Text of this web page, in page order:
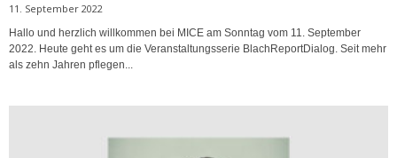
11. September 2022
Hallo und herzlich willkommen bei MICE am Sonntag vom 11. September
2022. Heute geht es um die Veranstaltungsserie BlachReportDialog. Seit mehr
als zehn Jahren pflegen...